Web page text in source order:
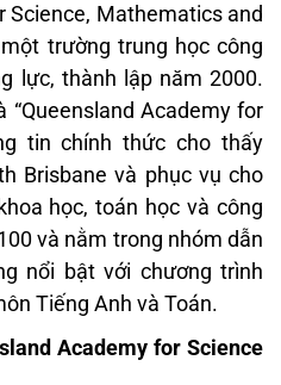
Science, Mathematics and
trường trung học công
lực, thành lập năm 2000.
Academy for
tin chính thức cho thấy
Brisbane và phục vụ cho
học, toán học và công
và nằm trong nhóm dẫn
nổi bật với chương trình
Tiếng Anh và Toán.
Academy for Science